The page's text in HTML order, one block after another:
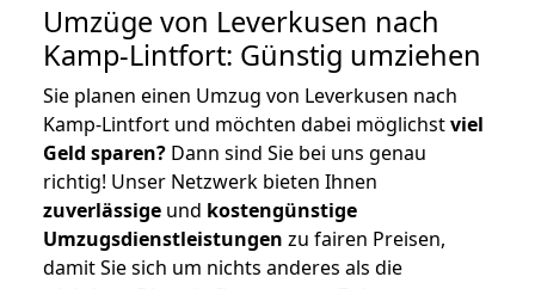
Umzüge von Leverkusen nach
Kamp-Lintfort: Günstig umziehen
Sie planen einen Umzug von Leverkusen nach
Kamp-Lintfort und möchten dabei möglichstviel
Geld sparen? Dann sind Sie bei uns genau
richtig! Unser Netzwerk bieten Ihnen
zuverlässige und kostengünstige
Umzugsdienstleistungen zu fairen Preisen,
damit Sie sich um nichts anderes als die